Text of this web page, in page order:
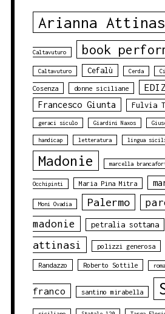
Arianna
Caltavuturo book
Caltavuturo Cefalù Cerda
Cosenza donne siciliane
Francesco Giunta Fulvia
geraci siculo Giardini Naxos
handicap letteratura lingua
Madonie marcella
Occhipinti Maria Pina Mitra
Moni Ovadia Palermo
madonie
petralia sottana
attinasi
polizzi generosa
Randazzo Roberto Sottile
franco santino mirabella